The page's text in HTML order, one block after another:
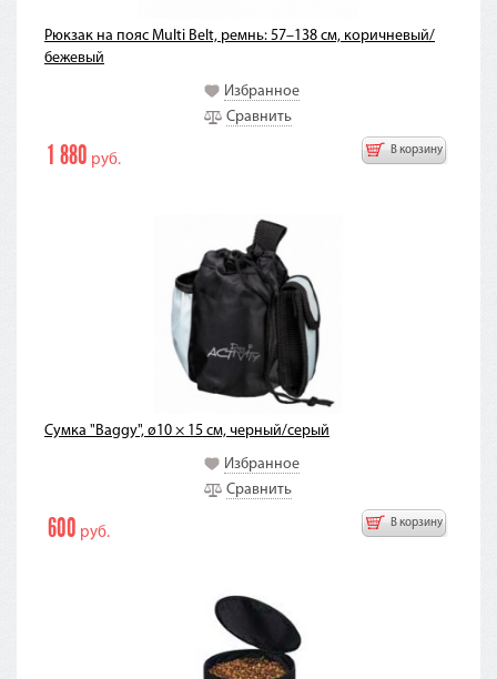
Рюкзак на пояс Multi Belt, ремнь: 57–138 см, коричневый/
бежевый
Избранное
Сравнить
В корзину
1 880 руб.
Сумка "Baggy", ø10 × 15 см, черный/серый
Избранное
Сравнить
В корзину
600 руб.